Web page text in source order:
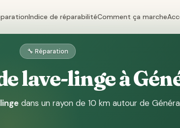
Indice de réparabilitéComment ça marche
🔧 Réparation
lave-linge à
dans un rayon de 10 km autour de